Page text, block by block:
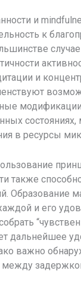
и
к
и
в ресурсы
также
Образование
и его
дальнейшее
важно